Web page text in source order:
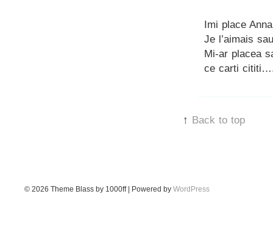
Imi place
Je l’aimais
Mi-ar placea
ce carti
↑ Back to top
© 2026 Theme Blass by 1000ff | Powered by WordPress